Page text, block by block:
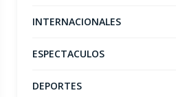
INTERNACIONALES
ESPECTACULOS
DEPORTES